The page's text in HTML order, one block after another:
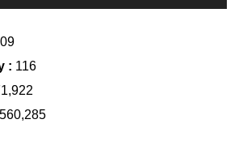
: 116
560,285